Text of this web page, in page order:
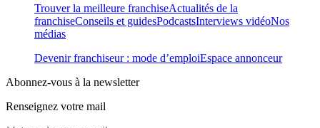
Trouver la meilleure franchiseActualités de la
franchiseConseils et guidesPodcastsInterviews vidéoNos
médias
Devenir franchiseur : mode d’emploiEspace annonceur
Abonnez-vous à la newsletter
Renseignez votre mail